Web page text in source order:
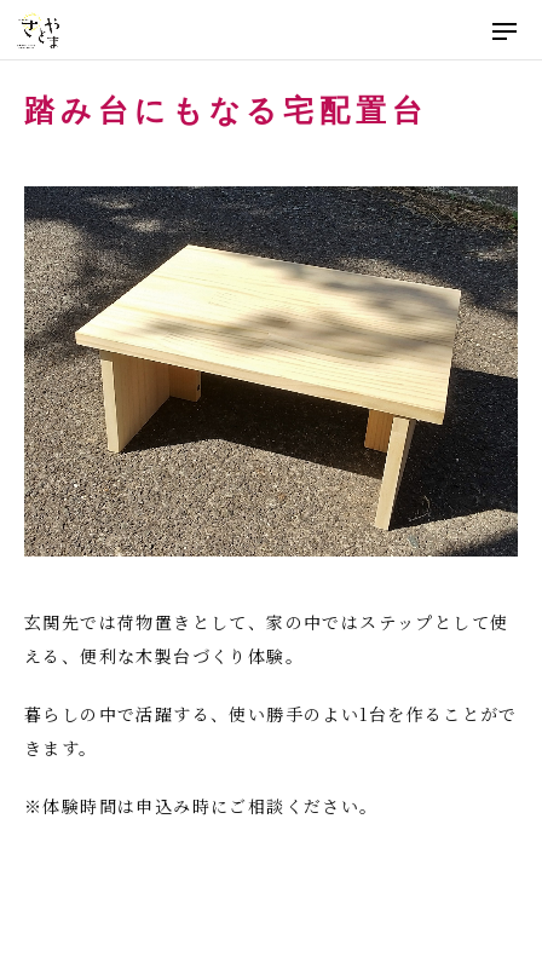
メ
ニ
踏み台にもなる宅配置台
玄関先では荷物置きとして、家の中ではステップとして使
える、便利な木製台づくり体験。
暮らしの中で活躍する、使い勝手のよい1台を作ることがで
きます。
※体験時間は申込み時にご相談ください。